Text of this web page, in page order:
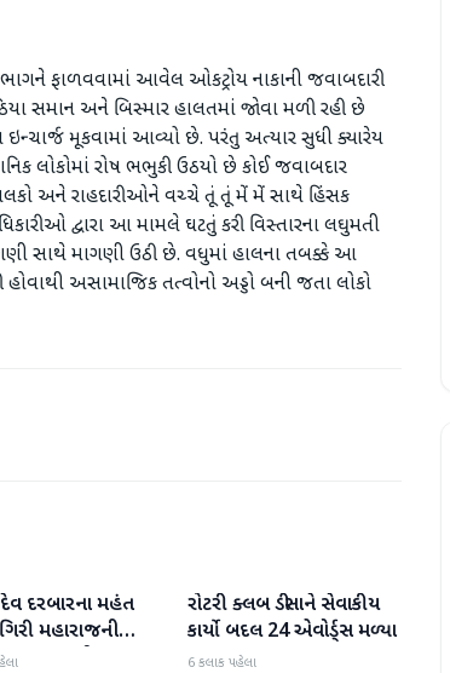
ફાળવવામાં આવેલ ઓકટ્રોય નાકાની જવાબદારી
સમાન અને બિસ્માર હાલતમાં જોવા મળી રહી છે
મૂકવામાં આવ્યો છે. પરંતુ અત્યાર સુધી ક્યારેય
લોકોમાં રોષ ભભુકી ઉઠયો છે કોઈ જવાબદાર
અને રાહદારીઓને વચ્ચે તૂં તૂં મેં મેં સાથે હિંસક
દ્વારા આ મામલે ઘટતું કરી વિસ્તારના લઘુમતી
સાથે માગણી ઉઠી છે. વધુમાં હાલના તબક્કે આ
અસામાજિક તત્વોનો અડ્ડો બની જતા લોકો
દરબારના મહંત
મહારાજની
બાદ જામીન પર
બનાસકાંઠા
રોટરી ક્લબ ડીસાને સેવાકીય
કાર્યો બદલ 24 એવોર્ડ્સ મળ્યા
6 કલાક પહેલા